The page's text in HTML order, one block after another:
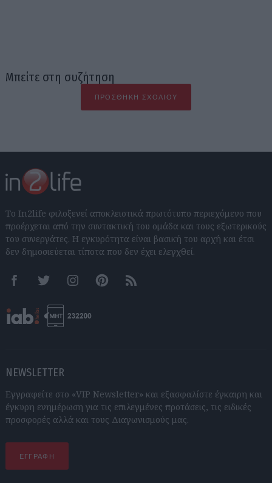
Μπείτε στη συζήτηση
ΠΡΟΣΘΉΚΗ ΣΧΟΛΊΟΥ
Το In2life φιλοξενεί αποκλειστικά πρωτότυπο περιεχόμενο που
προέρχεται από την συντακτική του ομάδα και τους εξωτερικούς
του συνεργάτες. Η εγκυρότητα είναι βασική του αρχή και έτσι
δεν δημοσιεύεται τίποτα που δεν έχει ελεγχθεί.
FacebookTwitter InstagramPinterestRSS feeds
NEWSLETTER
Εγγραφείτε στο «VIP Newsletter» και εξασφαλίστε έγκαιρη και
έγκυρη ενημέρωση για τις επιλεγμένες προτάσεις, τις ειδικές
προσφορές αλλά και τους Διαγωνισμούς μας.
ΕΓΓΡΑΦΗ